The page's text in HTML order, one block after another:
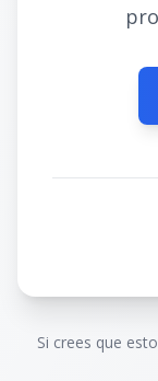
Si crees que